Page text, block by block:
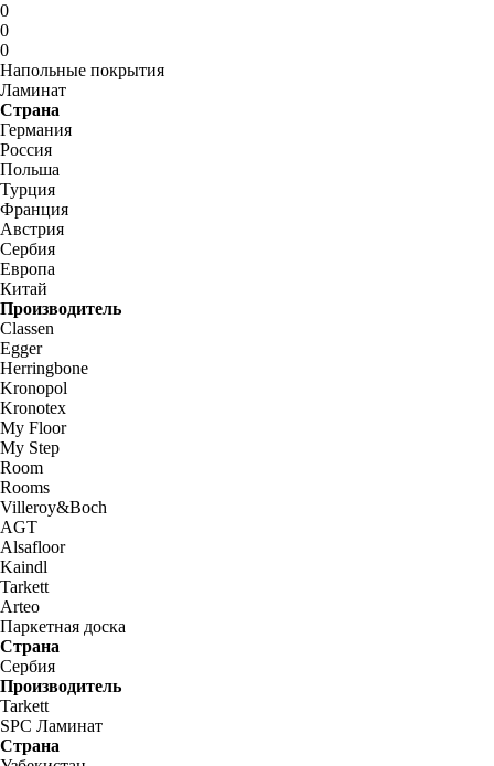
0
0
0
Напольные покрытия
Ламинат
Страна
Германия
Россия
Польша
Турция
Франция
Австрия
Сербия
Европа
Китай
Производитель
Classen
Egger
Herringbone
Kronopol
Kronotex
My Floor
My Step
Room
Rooms
Villeroy&Boch
AGT
Alsafloor
Kaindl
Tarkett
Arteo
Паркетная доска
Страна
Сербия
Производитель
Tarkett
SPC Ламинат
Страна